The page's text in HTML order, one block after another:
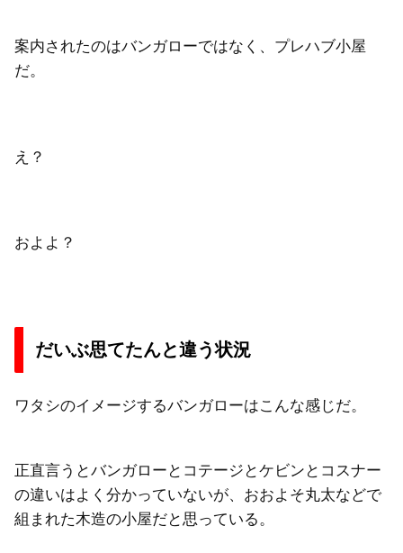
案内されたのはバンガローではなく、プレハブ小屋
だ。
え？
およよ？
だいぶ思てたんと違う状況
ワタシのイメージするバンガローはこんな感じだ。
正直言うとバンガローとコテージとケビンとコスナー
の違いはよく分かっていないが、おおよそ丸太などで
組まれた木造の小屋だと思っている。